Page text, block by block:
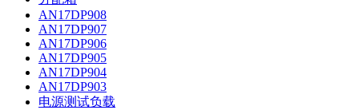
AN17DP908
AN17DP907
AN17DP906
AN17DP905
AN17DP904
AN17DP903
电源测试负载